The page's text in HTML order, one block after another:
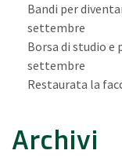
Bandi per
settembre
Borsa di studio
settembre
Restaurata la
Archivi